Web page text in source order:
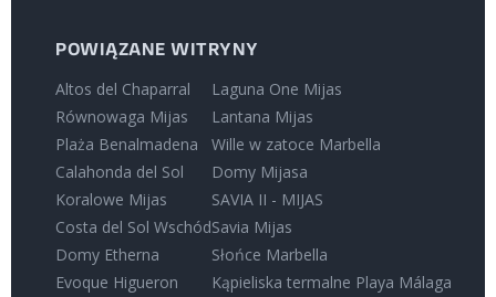
POWIĄZANE WITRYNY
Altos del Chaparral
Równowaga Mijas
Plaża Benalmadena
Calahonda del Sol
Koralowe Mijas
Costa del Sol Wschód
Domy Etherna
Evoque Higueron
Laguna One Mijas
Lantana Mijas
Wille w zatoce Marbella
Domy Mijasa
SAVIA II - MIJAS
Savia Mijas
Słońce Marbella
Kąpieliska termalne Playa Málaga